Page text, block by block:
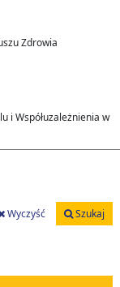
Zdrowia
i Współuzależnienia w
Wyczyść Szukaj